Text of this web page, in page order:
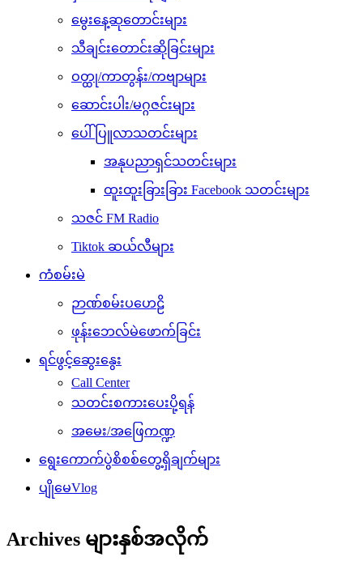
မွေးနေ့ဆုတောင်းများ
သီချင်းတောင်းဆိုခြင်းများ
ဝတ္ထု/ကာတွန်း/ကဗျာများ
ဆောင်းပါး/မဂ္ဂဇင်းများ
ပေါ်ပြူလာသတင်းများ
အနုပညာရှင်သတင်းများ
ထူးထူးခြားခြား Facebook သတင်းများ
သဇင် FM Radio
Tiktok ဆယ်လီများ
ကံစမ်းမဲ
ဉာဏ်စမ်းပဟေဠိ
ဖုန်းဘေလ်မဲဖောက်ခြင်း
ရင်ဖွင့်ဆွေးနွေး
Call Center
သတင်းစကားပေးပို့ရန်
အမေး/အဖြေကဏ္ဍ
ရွေးကောက်ပွဲစိစစ်တွေ့ရှိချက်များ
ပျိုမေVlog
Archives များနှစ်အလိုက်